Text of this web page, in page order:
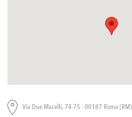
Via Due Macelli, 74-75 - 00187 Roma (RM)